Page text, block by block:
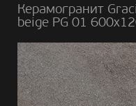
Керамогранит
beige PG 01